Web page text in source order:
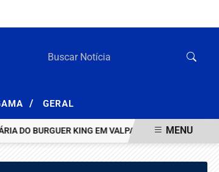
/ GERAL
BURGUER KING EM VALPARAÍSO HOMEM
MENU